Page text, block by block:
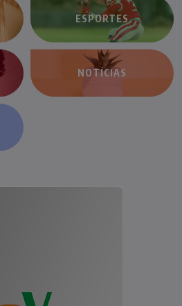
ESPORTES
NOTÍCIAS